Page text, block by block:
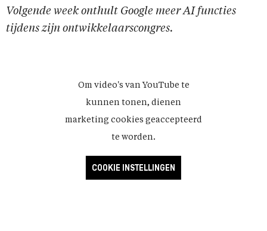
Volgende week onthult Google meer AI functies
tijdens zijn ontwikkelaarscongres.
Om video's van YouTube te
kunnen tonen, dienen
marketing cookies geaccepteerd
te worden.
COOKIE INSTELLINGEN